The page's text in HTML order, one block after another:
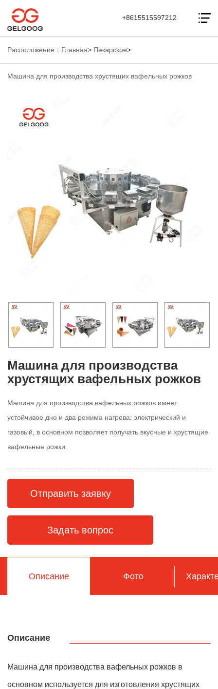
+8615515597212
Расположение： Главная> Пекарское>
Машина для производства хрустящих вафельных рожков
Машина для производства
хрустящих вафельных рожков
Машина для производства вафельных рожков имеет
устойчивое дно и два режима нагрева: электрический и
газовый, в основном позволяет получать вкусные и хрустящие
вафельные рожки.
Отправить заявку
Задать вопрос
Описание Фото
Описание
Машина для производства вафельных рожков в
основном используется для изготовления хрустящих